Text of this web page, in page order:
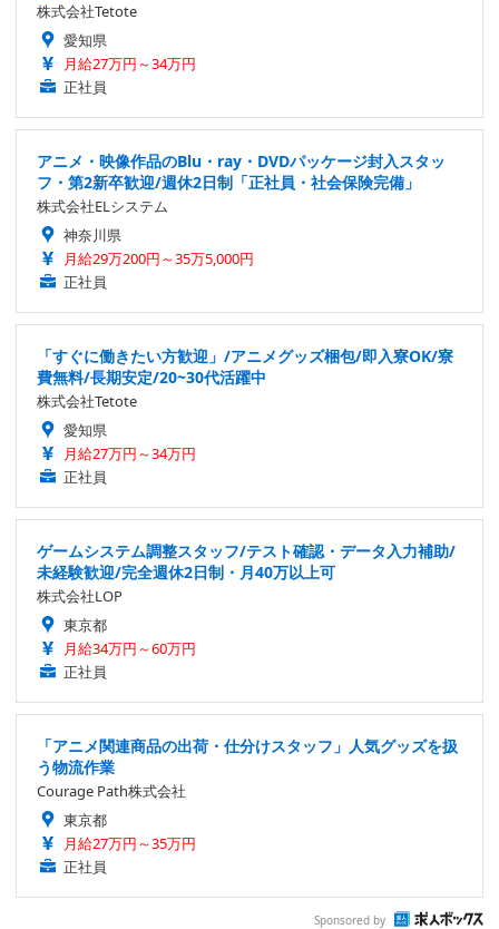
株式会社Tetote
愛知県
月給27万円～34万円
正社員
アニメ・映像作品のBlu・ray・DVDパッケージ封入スタッ
フ・第2新卒歓迎/週休2日制「正社員・社会保険完備」
株式会社ELシステム
神奈川県
月給29万200円～35万5,000円
正社員
「すぐに働きたい方歓迎」/アニメグッズ梱包/即入寮OK/寮
費無料/長期安定/20~30代活躍中
株式会社Tetote
愛知県
月給27万円～34万円
正社員
ゲームシステム調整スタッフ/テスト確認・データ入力補助/
未経験歓迎/完全週休2日制・月40万以上可
株式会社LOP
東京都
月給34万円～60万円
正社員
「アニメ関連商品の出荷・仕分けスタッフ」人気グッズを扱
う物流作業
Courage Path株式会社
東京都
月給27万円～35万円
正社員
Sponsored by